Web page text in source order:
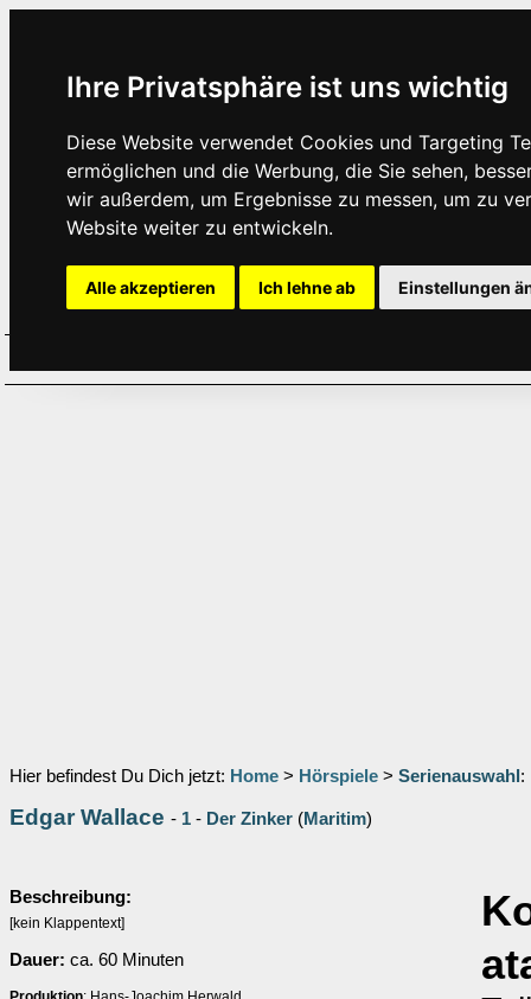
Ihre Privatsphäre ist uns wichtig
Diese Website verwendet Cookies und Targeting
ermöglichen und die Werbung, die Sie sehen,
wir außerdem, um Ergebnisse zu messen, um zu
Website weiter zu entwickeln.
Alle akzeptieren Ich lehne ab Einstellungen
Hier befindest Du Dich jetzt: Home > Hörspiele > Serienauswahl :
Edgar Wallace - 1 - Der Zinker (Maritim)
Beschreibung:
[kein Klappentext]
Dauer: ca. 60 Minuten